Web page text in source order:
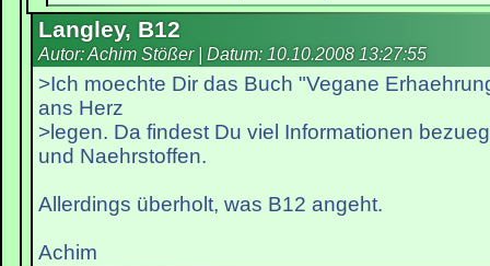
Langley, B12
Autor: Achim Stößer | Datum: 10.10.2008 13:27:55
>Ich moechte Dir das Buch "Vegane
ans Herz
>legen. Da findest Du viel Informationen
und Naehrstoffen.
Allerdings überholt, was B12 angeht.
Achim